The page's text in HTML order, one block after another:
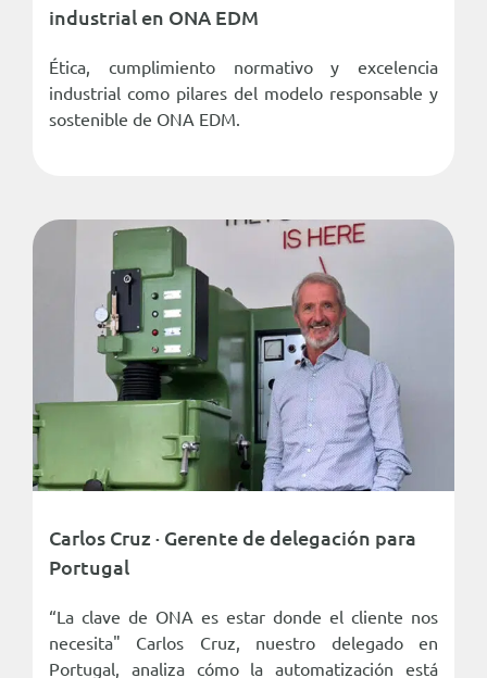
industrial en ONA EDM
Ética, cumplimiento normativo y excelencia
industrial como pilares del modelo responsable y
sostenible de ONA EDM.
Carlos Cruz · Gerente de delegación para
Portugal
“La clave de ONA es estar donde el cliente nos
necesita" Carlos Cruz, nuestro delegado en
Portugal, analiza cómo la automatización está